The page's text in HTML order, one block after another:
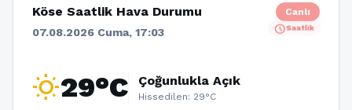
Köse Saatlik Hava Durumu
07.08.2026 Cuma, 17:03
Canlı
scheduleSaatlik
wb_sunny29°C Çoğunlukla Açık
Hissedilen: 29°C